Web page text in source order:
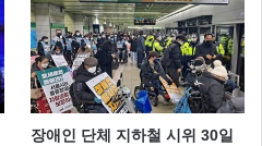
장애인 단체 지하철 시위 30일